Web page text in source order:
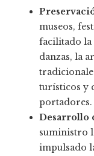
museos,
facilitado la
danzas, la
turísticos y
portadores.
Desarrollo
suministro
impulsado